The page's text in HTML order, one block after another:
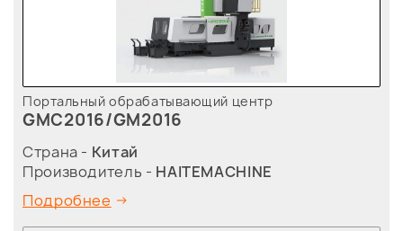
Портальный обрабатывающий центр
GMC2016/GM2016
Страна - Китай
Производитель - HAITEMACHINE
Подробнее